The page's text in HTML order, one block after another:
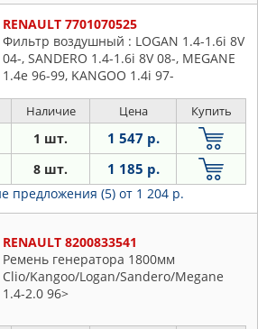
RENAULT 7701070525
Фильтр воздушный : LOGAN 1.4-1.6i 8V
04-, SANDERO 1.4-1.6i 8V 08-, MEGANE
1.4e 96-99, KANGOO 1.4i 97-
Наличие Цена Купить
1 шт. 1 547 р.
8 шт. 1 185 р.
предложения (5) от 1 204 р.
RENAULT 8200833541
Ремень генератора 1800мм
Clio/Kangoo/Logan/Sandero/Megane
1.4-2.0 96>